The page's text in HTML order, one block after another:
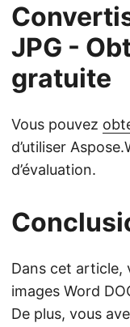
JPG -
gratuite
Vous pouvez
d’utiliser
d’évaluation.
Dans cet article,
images Word
De plus, vous